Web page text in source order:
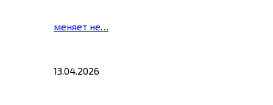
меняет не…
13.04.2026